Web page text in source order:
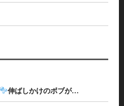
伸ばしかけのボブが…